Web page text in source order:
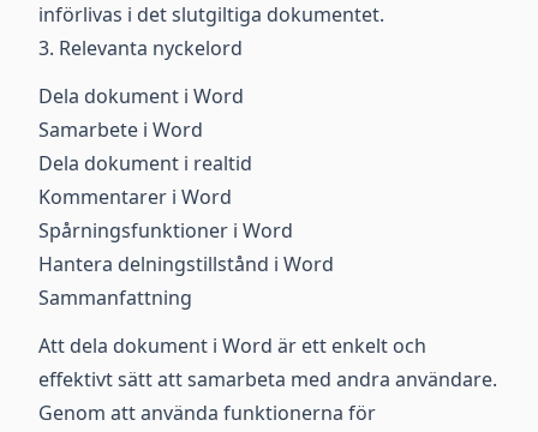
införlivas i det slutgiltiga dokumentet.
3. Relevanta nyckelord
Dela dokument i Word
Samarbete i Word
Dela dokument i realtid
Kommentarer i Word
Spårningsfunktioner i Word
Hantera delningstillstånd i Word
Sammanfattning
Att dela dokument i Word är ett enkelt och
effektivt sätt att samarbeta med andra användare.
Genom att använda funktionerna för